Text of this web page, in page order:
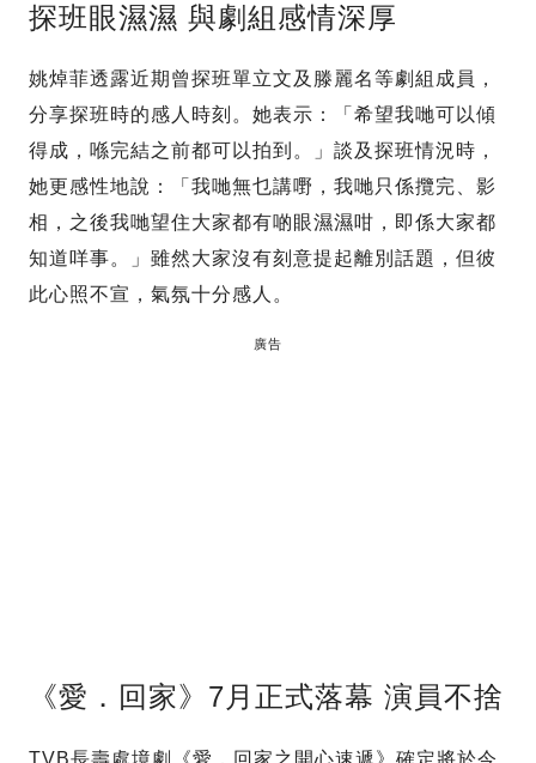
探班眼濕濕 與劇組感情深厚
姚焯菲透露近期曾探班單立文及滕麗名等劇組成員，
分享探班時的感人時刻。她表示：「希望我哋可以傾
得成，喺完結之前都可以拍到。」談及探班情況時，
她更感性地說：「我哋無乜講嘢，我哋只係攬完、影
相，之後我哋望住大家都有啲眼濕濕咁，即係大家都
知道咩事。」雖然大家沒有刻意提起離別話題，但彼
此心照不宣，氣氛十分感人。
廣告
《愛．回家》7月正式落幕 演員不捨
TVB長壽處境劇《愛．回家之開心速遞》確定將於今